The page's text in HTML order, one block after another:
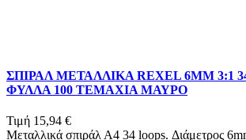
ΣΠΙΡΑΛ ΜΕΤΑΛΛΙΚΑ REXEL 6MM 3:1
ΦΥΛΛΑ 100 ΤΕΜΑΧΙΑ ΜΑΥΡΟ
Τιμή 15,94 €
Μεταλλικά σπιράλ Α4 34 loops. Διάμετρος